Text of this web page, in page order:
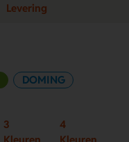
Levering
DOMING
3
4